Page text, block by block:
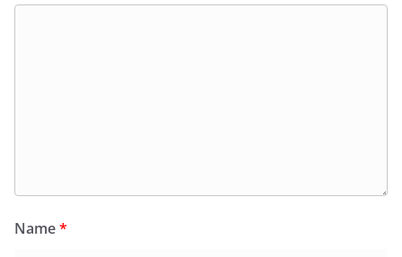
Name*